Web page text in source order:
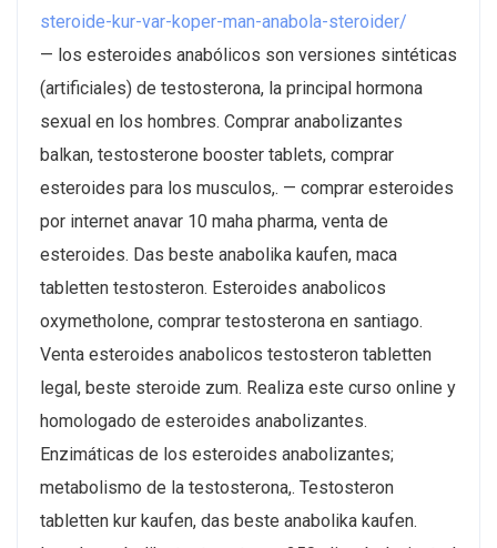
steroide-kur-var-koper-man-anabola-steroider/
— los esteroides anabólicos son versiones sintéticas
(artificiales) de testosterona, la principal hormona
sexual en los hombres. Comprar anabolizantes
balkan, testosterone booster tablets, comprar
esteroides para los musculos,. — comprar esteroides
por internet anavar 10 maha pharma, venta de
esteroides. Das beste anabolika kaufen, maca
tabletten testosteron. Esteroides anabolicos
oxymetholone, comprar testosterona en santiago.
Venta esteroides anabolicos testosteron tabletten
legal, beste steroide zum. Realiza este curso online y
homologado de esteroides anabolizantes.
Enzimáticas de los esteroides anabolizantes;
metabolismo de la testosterona,. Testosteron
tabletten kur kaufen, das beste anabolika kaufen.